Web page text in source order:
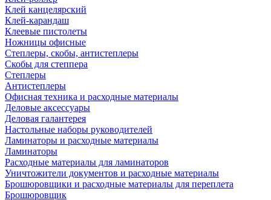
Клей канцелярский
Клей-карандаш
Клеевые пистолеты
Ножницы офисные
Степлеры, скобы, антистеплеры
Скобы для степпера
Степлеры
Антистеплеры
Офисная техника и расходные материалы
Деловые аксессуары
Деловая галантерея
Настольные наборы руководителей
Ламинаторы и расходные материалы
Ламинаторы
Расходные материалы для ламинаторов
Уничтожители документов и расходные материалы
Брошюровщики и расходные материалы для переплета
Брошюровщик